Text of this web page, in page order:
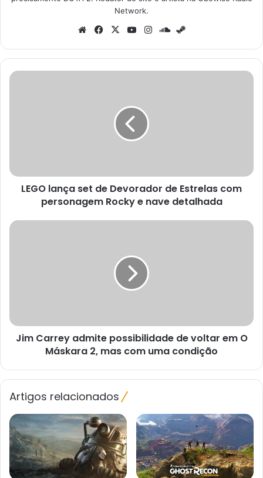
Network.
WebsiteFacebook
X YouTubeInstagramSoundCloud
LEGO
personagem
Rocky
detalhada
LEGO lança set de Devorador de Estrelas com
personagem Rocky e nave detalhada
Jim
Máskara
Jim Carrey admite possibilidade de voltar em O
Máskara 2, mas com uma condição
Artigos relacionados